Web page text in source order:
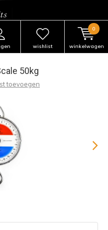
wishlist winkelwagen
0
50kg
toevoegen